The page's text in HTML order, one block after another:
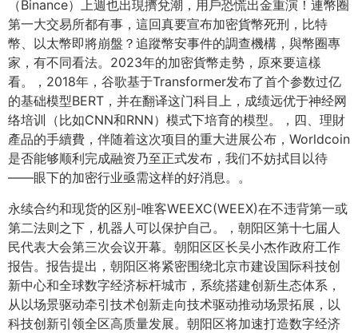
（Binance）上週也出現擠兌潮，用戶恐慌出金重演！連幣圈
第一大交易所都有事，這回真要宣布加密貨幣死刑，比特
幣、以太幣即將崩盤？追蹤幣安事件的調查機構，與幣圈專
家，有不同看法。2023年的加密貨幣走勢，原來要這樣
看。，2018年，谷歌基于Transformer发布了首个参数过亿
的基础模型BERT，并在翻译这门科目上，成绩远优于神经网
络培训（比如CNN和RNN）模式下培育的模型。，四、理財
產品的手續費，伴随着这次项目的重大进展公布，Worldcoin
是否能够顺利完成融资乃至正式发布，我们不妨拭目以待
——眼下的加密行业亟需这样的好消息。。
永续合约和现货的区别-唯客WEEXC(WEEX)在不违背第一或
第二法则之下，机器人可以保护自己。，朝阳区第十七届人
民代表大会第三次会议开幕。朝阳区区长吴小杰作政府工作
报告。报告提出，朝阳区将紧密围绕北京市建设国际科技创
新中心和全球数字经济标杆城市，系统搭建创新生态体系，
从以场景驱动牵引技术创新走向技术驱动推动场景拓展，以
科技创新引领全区高质量发展。朝阳区将加速打造数字经济